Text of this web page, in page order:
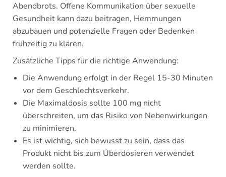
Abendbrots. Offene Kommunikation über sexuelle
Gesundheit kann dazu beitragen, Hemmungen
abzubauen und potenzielle Fragen oder Bedenken
frühzeitig zu klären.
Zusätzliche Tipps für die richtige Anwendung:
Die Anwendung erfolgt in der Regel 15-30 Minuten
vor dem Geschlechtsverkehr.
Die Maximaldosis sollte 100 mg nicht
überschreiten, um das Risiko von Nebenwirkungen
zu minimieren.
Es ist wichtig, sich bewusst zu sein, dass das
Produkt nicht bis zum Überdosieren verwendet
werden sollte.